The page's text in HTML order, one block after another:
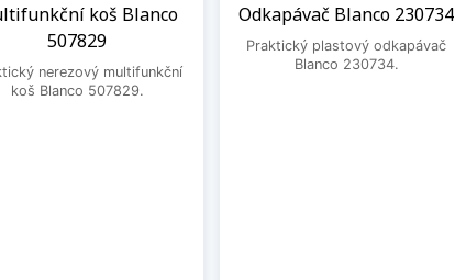
koš Blanco
507829
nerezový multifunkční
koš Blanco 507829.
Odkapávač Blanco 230734
Praktický plastový odkapávač
Blanco 230734.